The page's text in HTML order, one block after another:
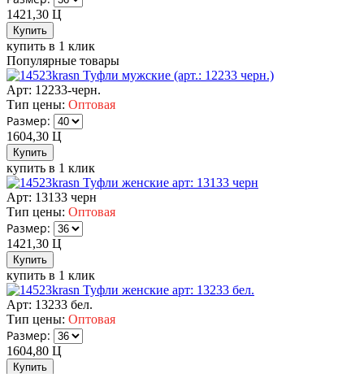
1421,30 Ц
купить в 1 клик
Популярные товары
Туфли мужские (арт.: 12233 черн.)
Арт: 12233-черн.
Тип цены: Оптовая
Размер:
1604,30 Ц
купить в 1 клик
Туфли женские арт: 13133 черн
Арт: 13133 черн
Тип цены: Оптовая
Размер:
1421,30 Ц
купить в 1 клик
Туфли женские арт: 13233 бел.
Арт: 13233 бел.
Тип цены: Оптовая
Размер:
1604,80 Ц